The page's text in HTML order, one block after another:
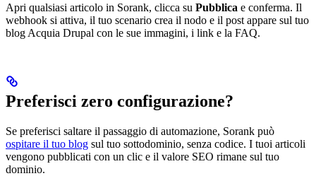
Apri qualsiasi articolo in Sorank, clicca su Pubblica e conferma. Il
webhook si attiva, il tuo scenario crea il nodo e il post appare sul tuo
blog Acquia Drupal con le sue immagini, i link e la FAQ.
Preferisci zero configurazione?
Se preferisci saltare il passaggio di automazione, Sorank può
ospitare il tuo blog sul tuo sottodominio, senza codice. I tuoi articoli
vengono pubblicati con un clic e il valore SEO rimane sul tuo
dominio.